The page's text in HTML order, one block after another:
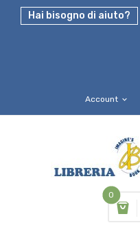
Hai bisogno di aiuto?
Account expand_more
0